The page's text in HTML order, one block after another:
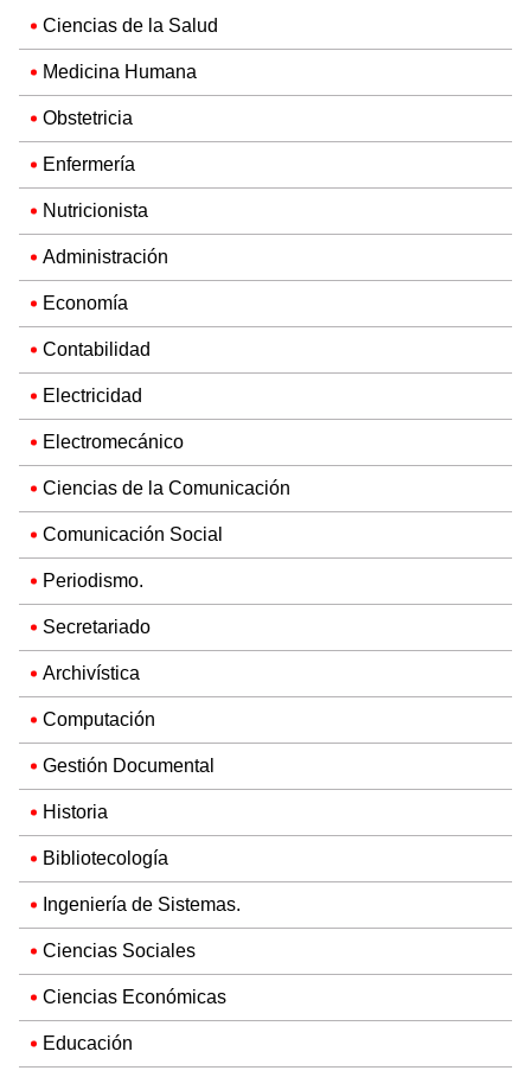
Ciencias de la Salud
Medicina Humana
Obstetricia
Enfermería
Nutricionista
Administración
Economía
Contabilidad
Electricidad
Electromecánico
Ciencias de la Comunicación
Comunicación Social
Periodismo.
Secretariado
Archivística
Computación
Gestión Documental
Historia
Bibliotecología
Ingeniería de Sistemas.
Ciencias Sociales
Ciencias Económicas
Educación